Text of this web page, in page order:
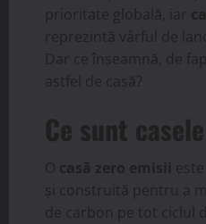
prioritate globală, iar
reprezintă vârful de
Dar ce înseamnă, de
astfel de casă?
Ce sunt
O casă zero emisii
și construită pentru a
de carbon pe tot ciclul